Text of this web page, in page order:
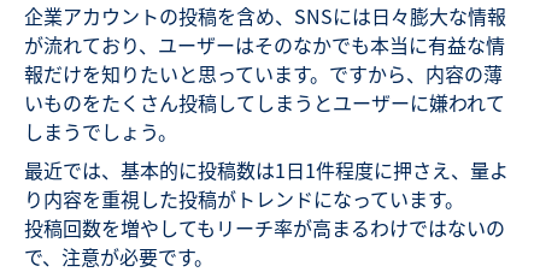
企業アカウントの投稿を含め、SNSには日々膨大な情報
が流れており、ユーザーはそのなかでも本当に有益な情
報だけを知りたいと思っています。ですから、内容の薄
いものをたくさん投稿してしまうとユーザーに嫌われて
しまうでしょう。
最近では、基本的に投稿数は1日1件程度に押さえ、量よ
り内容を重視した投稿がトレンドになっています。
投稿回数を増やしてもリーチ率が高まるわけではないの
で、注意が必要です。